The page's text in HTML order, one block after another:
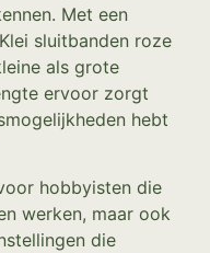
Met een
sluitbanden roze
als grote
ervoor zorgt
hebt
hobbyisten die
werken, maar ook
die